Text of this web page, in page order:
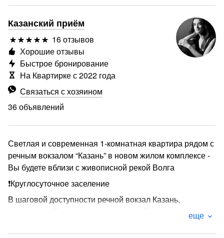
Казанский приём
16 отзывов
Связаться с хозяином
36 объявлений
Хорошие отзывы
Быстрое бронирование
На Квартирке с 2022 года
Светлая и современная 1-комнатная квартира рядом с
речным вокзалом “Казань” в новом жилом комплексе -
Вы будете вблизи с живописной рекой Волга
❗Круглосуточное заселение
В шаговой доступности речной вокзал Казань,
центральный автовокзал, аквапарк “Барионикс
картинг, парк тропических бабочек. А также
еще